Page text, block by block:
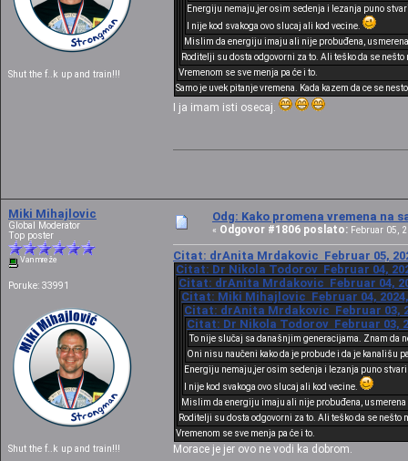
Shut the f..k up and train!!!
Energiju nemaju,jer osim sedenja i lezanja puno
I nije kod svakoga ovo slucaj ali kod vecine.
Mislim da energiju imaju ali nije probuđena,
Roditelji su dosta odgovorni za to. Ali teško da se
Vremenom se sve menja pa će i to.
Samo je uvek pitanje vremena. Kada kazem da ce se
I ja imam isti osecaj.
Miki Mihajlovic
Global Moderator
Top poster
Van mreže
Poruke: 33991
Shut the f..k up and train!!!
Odg: Kako promena vremena na
« Odgovor #1806 poslato: Februar 05,
Citat: drAnita Mrdakovic Februar 05,
Citat: Dr Nikola Todorov Februar 04,
Citat: drAnita Mrdakovic Februar 04,
Citat: Miki Mihajlovic Februar 04, 2024,
Citat: drAnita Mrdakovic Februar 03,
Citat: Dr Nikola Todorov Februar 03,
To nije slučaj sa današnjim generacijama. Znam da
Oni nisu naučeni kako da je probude i da je kanališu
Energiju nemaju,jer osim sedenja i lezanja puno
I nije kod svakoga ovo slucaj ali kod vecine.
Mislim da energiju imaju ali nije probuđena,
Roditelji su dosta odgovorni za to. Ali teško da se nešto
Vremenom se sve menja pa će i to.
Morace je jer ovo ne vodi ka dobrom.